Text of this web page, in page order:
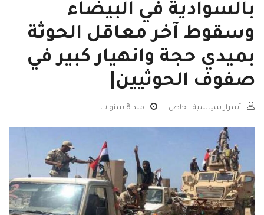
بالسوادية في البيضاء
وسقوط آخر معاقل الحوثة
بميدي حجة وانهيار كبير في
صفوف الحوثيين|
أسرار سياسية - خاص منذ 8 سنوات